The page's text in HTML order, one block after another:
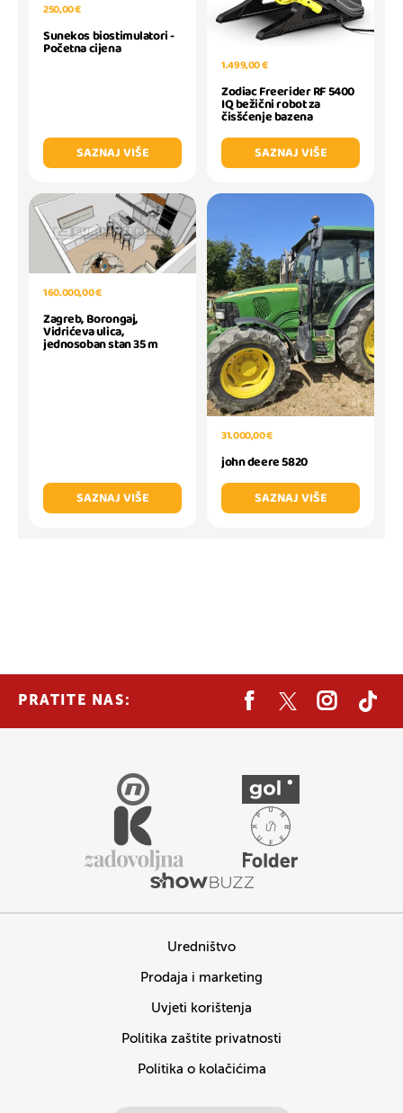
250,00 €
Sunekos biostimulatori -
Početna cijena
SAZNAJ VIŠE
1.499,00 €
Zodiac Freerider RF 5400
IQ bežični robot za
čisšćenje bazena
SAZNAJ VIŠE
160.000,00 €
Zagreb, Borongaj,
Vidrićeva ulica,
jednosoban stan 35 m
SAZNAJ VIŠE
31.000,00 €
john deere 5820
SAZNAJ VIŠE
PRATITE NAS:
Uredništvo
Prodaja i marketing
Uvjeti korištenja
Politika zaštite privatnosti
Politika o kolačićima